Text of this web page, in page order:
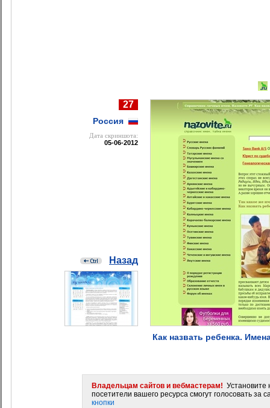
27
Россия
Дата cкриншота:
05-06-2012
Назад
Как назвать ребенка.
Владельцам сайтов и вебмастерам! Установите
посетители вашего ресурса смогут голосовать за
кнопки